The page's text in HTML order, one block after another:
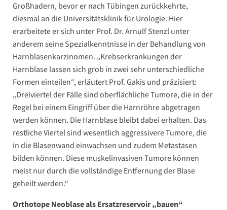
Großhadern, bevor er nach Tübingen zurückkehrte,
diesmal an die Universitätsklinik für Urologie. Hier
erarbeitete er sich unter Prof. Dr. Arnulf Stenzl unter
anderem seine Spezialkenntnisse in der Behandlung von
Harnblasenkarzinomen. „Krebserkrankungen der
Harnblase lassen sich grob in zwei sehr unterschiedliche
Formen einteilen“, erläutert Prof. Gakis und präzisiert:
„Dreiviertel der Fälle sind oberflächliche Tumore, die in der
Regel bei einem Eingriff über die Harnröhre abgetragen
werden können. Die Harnblase bleibt dabei erhalten. Das
restliche Viertel sind wesentlich aggressivere Tumore, die
in die Blasenwand einwachsen und zudem Metastasen
bilden können. Diese muskelinvasiven Tumore können
meist nur durch die vollständige Entfernung der Blase
geheilt werden.“
Orthotope Neoblase als Ersatzreservoir „bauen“